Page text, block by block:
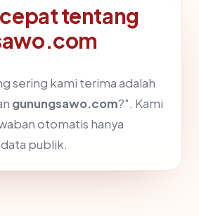
tentang
sering kami terima adalah
gunungsawo.com?". Kami
otomatis hanya
publik.